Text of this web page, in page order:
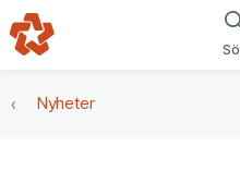
Gå till navigering
Gå till innehåll
Nyheter